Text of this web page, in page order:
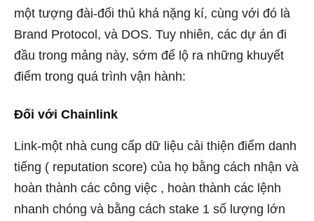
một tượng đài-đối thủ khá nặng kí, cùng với đó là
Brand Protocol, và DOS. Tuy nhiên, các dự án đi
đầu trong mảng này, sớm để lộ ra những khuyết
điểm trong quá trình vận hành:
Đối với Chainlink
Link-một nhà cung cấp dữ liệu cải thiện điểm danh
tiếng ( reputation score) của họ bằng cách nhận và
hoàn thành các công việc , hoàn thành các lệnh
nhanh chóng và bằng cách stake 1 số lượng lớn